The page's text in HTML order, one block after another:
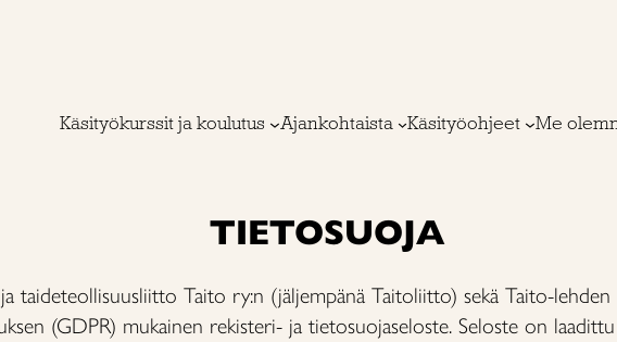
Käsityökurssit ja koulutus Ajankohtaista Käsityöohjeet Me
TIETOSUOJA
taideteollisuusliitto Taito ry:n (jäljempänä Taitoliitto) sekä Taito-lehden
(GDPR) mukainen rekisteri- ja tietosuojaseloste. Seloste on